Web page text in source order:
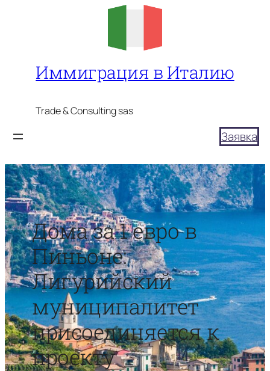
Иммиграция в Италию
Trade & Consulting sas
Заявка
Дома за 1 евро в
Пиньоне:
Лигурийский
муниципалитет
присоединяется к
проекту